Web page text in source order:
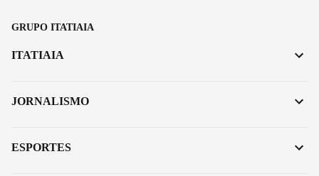
GRUPO ITATIAIA
ITATIAIA
JORNALISMO
ESPORTES